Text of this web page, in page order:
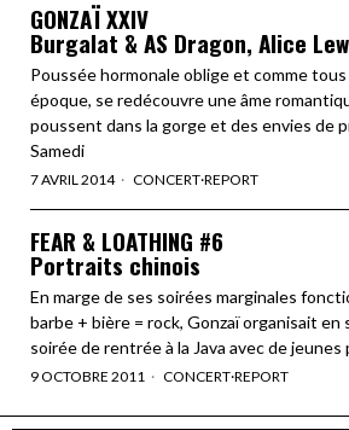
GONZAÏ XXIV
Burgalat & AS Dragon, Alice
Poussée hormonale oblige et comme tous
époque, se redécouvre une âme
poussent dans la gorge et des envies de
Samedi
7 AVRIL 2014 CONCERT·REPORT
FEAR & LOATHING #6
Portraits chinois
En marge de ses soirées marginales
barbe + bière = rock, Gonzaï organisait
soirée de rentrée à la Java avec de jeunes
9 OCTOBRE 2011 CONCERT·REPORT